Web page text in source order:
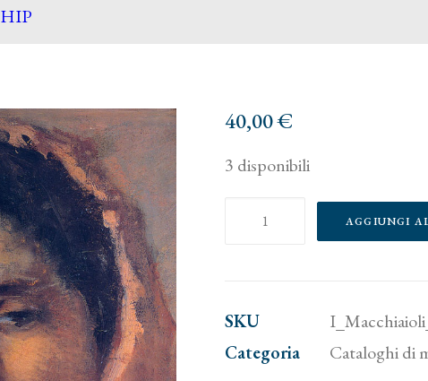
40,00€
3 disponibili
Taragoni
AGGIUNGI
SKU
Categoria
Cataloghi di